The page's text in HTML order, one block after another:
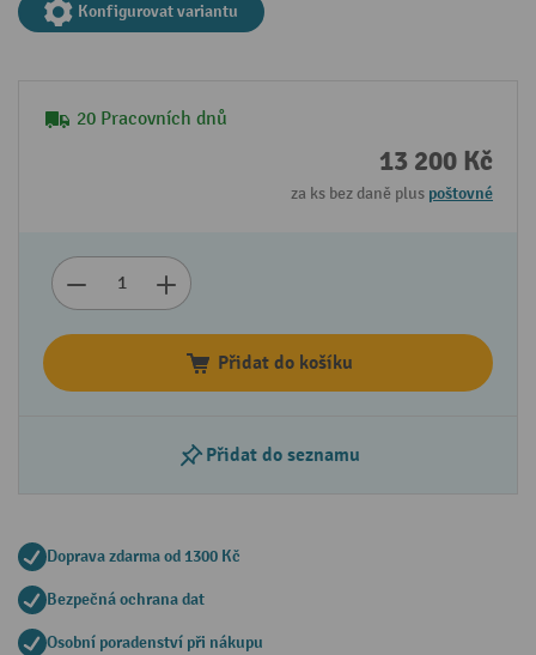
Konfigurovat variantu
20 Pracovních dnů
13 200 Kč
za ks bez daně plus poštovné
Přidat do košíku
Přidat do seznamu
Doprava zdarma od 1300 Kč
Bezpečná ochrana dat
Osobní poradenství při nákupu